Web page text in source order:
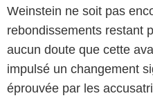
Weinstein ne soit pas
rebondissements restant
aucun doute que cette
impulsé un changement
éprouvée par les